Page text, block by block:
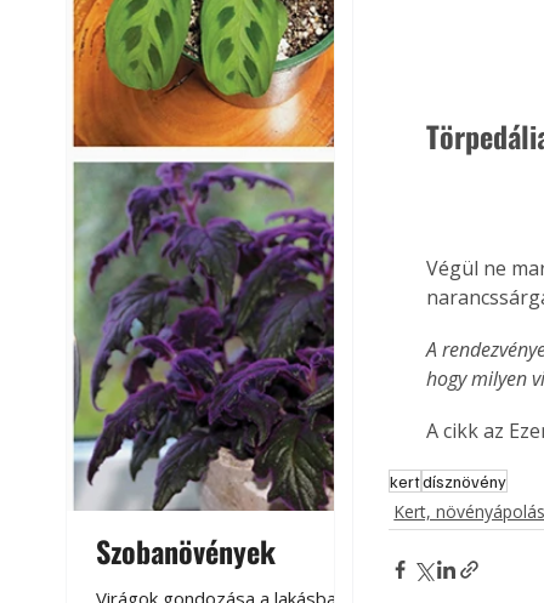
Szobanövények
Virágoskert:
teraszon,
Végül ne
A
hogy milyen
A cikk az
kertdísznövény
Kert, növényápolás